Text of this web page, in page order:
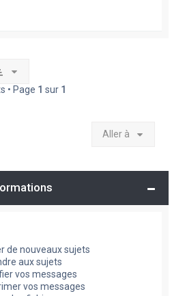
• Page 1 sur 1
Aller à
de nouveaux sujets
aux sujets
vos messages
vos messages